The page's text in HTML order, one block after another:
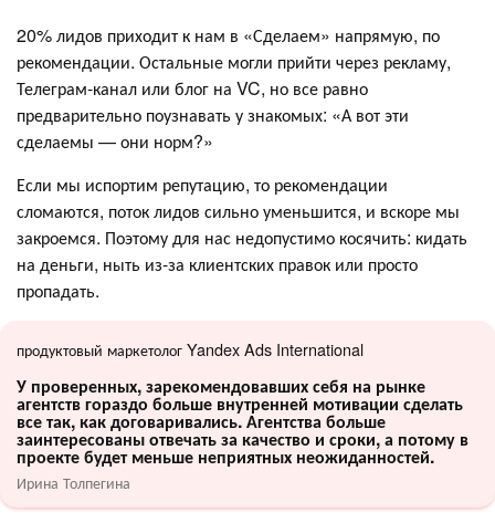
20% лидов приходит к нам в «Сделаем» напрямую, по
рекомендации. Остальные могли прийти через рекламу,
Телеграм-канал или блог на VC, но все равно
предварительно поузнавать у знакомых: «А вот эти
сделаемы — они норм?»
Если мы испортим репутацию, то рекомендации
сломаются, поток лидов сильно уменьшится, и вскоре мы
закроемся. Поэтому для нас недопустимо косячить: кидать
на деньги, ныть из-за клиентских правок или просто
пропадать.
продуктовый маркетолог Yandex Ads International
У проверенных, зарекомендовавших себя на рынке
агентств гораздо больше внутренней мотивации сделать
все так, как договаривались. Агентства больше
заинтересованы отвечать за качество и сроки, а потому в
проекте будет меньше неприятных неожиданностей.
Ирина Толпегина